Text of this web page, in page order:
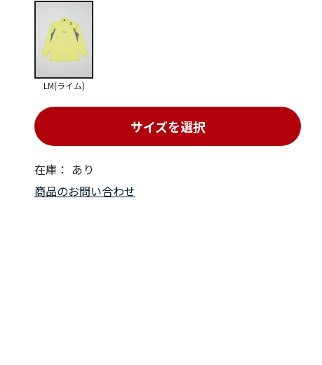
在庫： あり
サイズを選択
LM(ライム)
商品のお問い合わせ